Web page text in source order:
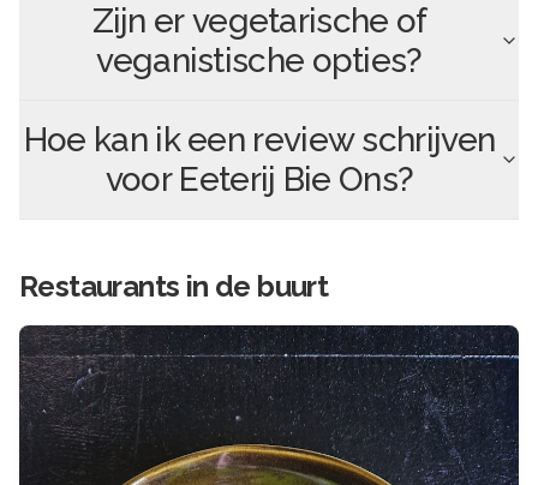
Zijn er vegetarische of
veganistische opties?
Hoe kan ik een review schrijven
voor Eeterij Bie Ons?
Restaurants in de buurt